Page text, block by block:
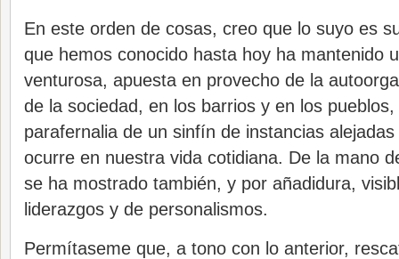
En este orden de cosas, creo que lo suyo es
que hemos conocido hasta hoy ha mantenido
venturosa, apuesta en provecho de la
de la sociedad, en los barrios y en los
parafernalia de un sinfín de instancias
ocurre en nuestra vida cotidiana. De la mano
se ha mostrado también, y por añadidura,
liderazgos y de personalismos.
Permítaseme que, a tono con lo anterior,